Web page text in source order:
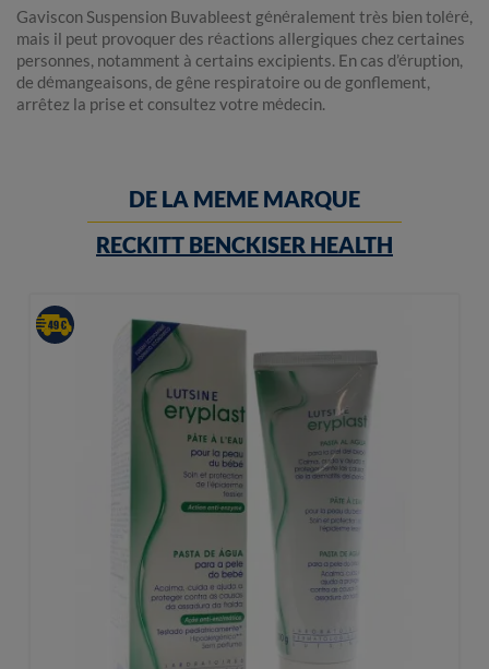
Gaviscon Suspension Buvableest généralement très bien toléré,
mais il peut provoquer des réactions allergiques chez certaines
personnes, notamment à certains excipients. En cas d’éruption,
de démangeaisons, de gêne respiratoire ou de gonflement,
arrêtez la prise et consultez votre médecin.
DE LA MEME MARQUE
RECKITT BENCKISER HEALTH